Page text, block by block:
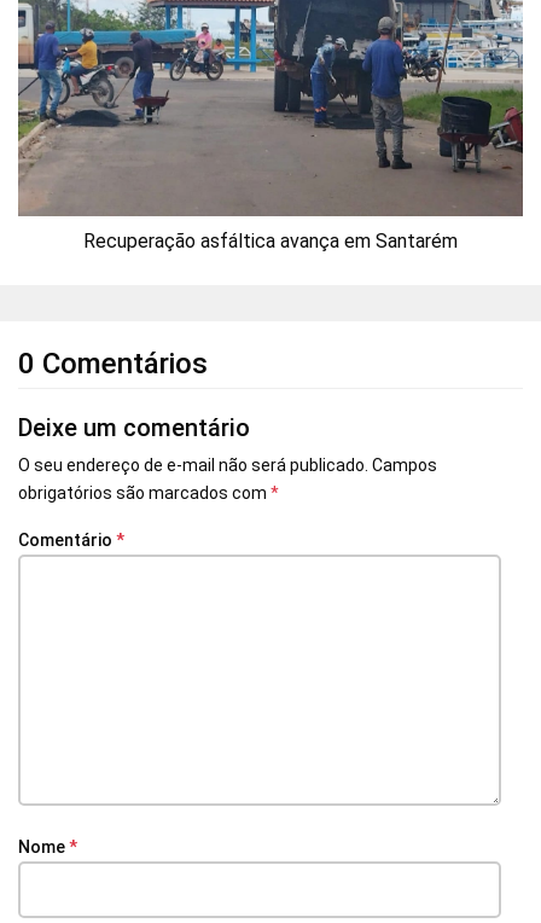
Recuperação asfáltica avança em Santarém
0 Comentários
Deixe um comentário
O seu endereço de e-mail não será publicado. Campos
obrigatórios são marcados com *
Comentário *
Nome*